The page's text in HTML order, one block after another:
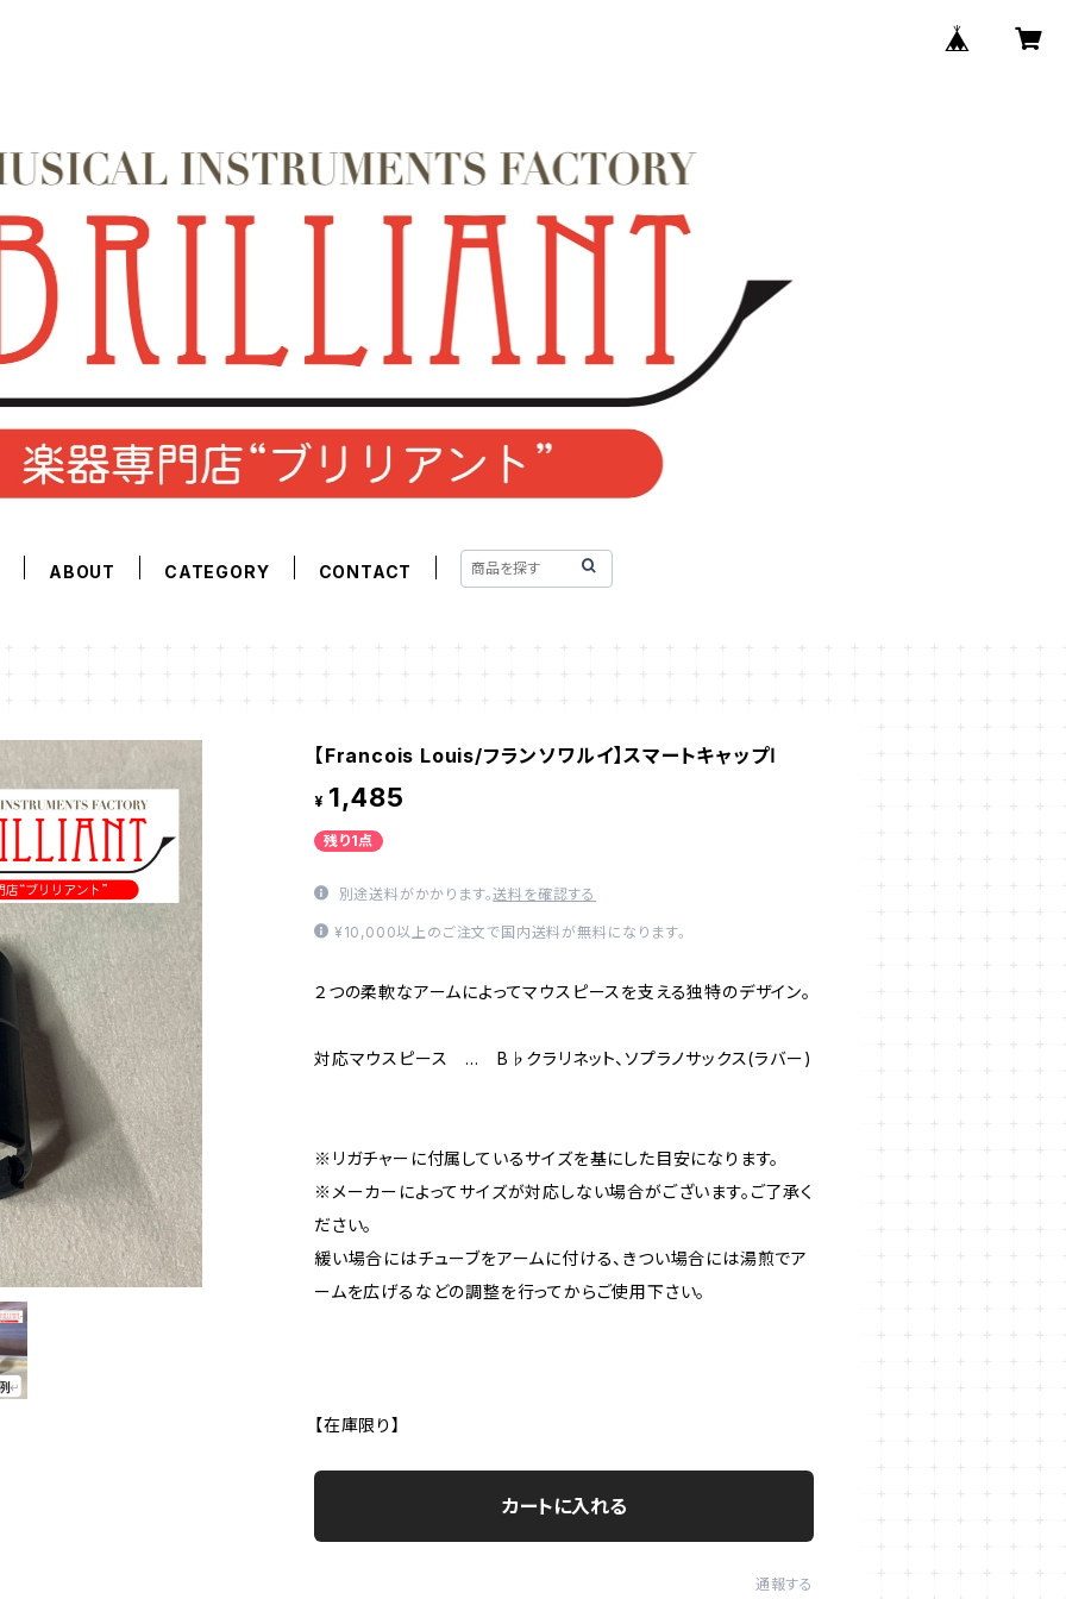
ABOUT CATEGORY CONTACT
【Francois Louis/フランソワルイ】スマートキャップⅠ
¥ 1,485
残り1点
別途送料がかかります。送料を確認する
¥10,000以上のご注文で国内送料が無料になります。
２つの柔軟なアームによってマウスピースを支える独特のデザイン。
対応マウスピース … B♭クラリネット、ソプラノサックス(ラバー)
※リガチャーに付属しているサイズを基にした目安になります。
※メーカーによってサイズが対応しない場合がございます。ご了承く
ださい。
緩い場合にはチューブをアームに付ける、きつい場合には湯煎でア
ームを広げるなどの調整を行ってからご使用下さい。
【在庫限り】
カートに入れる
通報する